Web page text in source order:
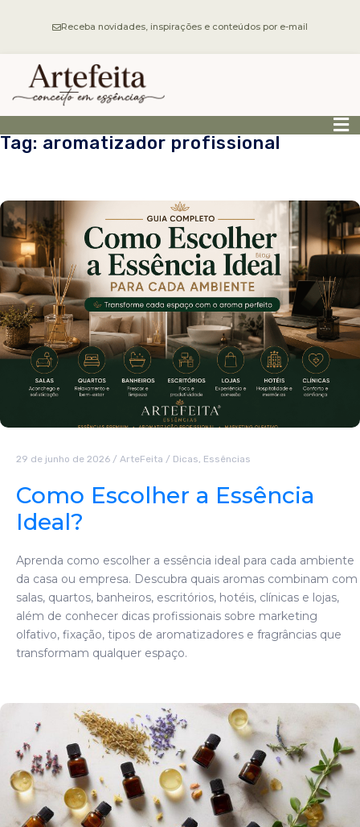
Receba novidades, inspirações e conteúdos por e-mail
Tag: aromatizador profissional
29 de junho de 2026 / ArteFeita / Dicas, Essências
Como Escolher a Essência
Ideal?
Aprenda como escolher a essência ideal para cada ambiente
da casa ou empresa. Descubra quais aromas combinam com
salas, quartos, banheiros, escritórios, hotéis, clínicas e lojas,
além de conhecer dicas profissionais sobre marketing
olfativo, fixação, tipos de aromatizadores e fragrâncias que
transformam qualquer espaço.